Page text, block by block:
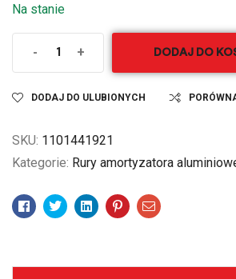
Na stanie
- + DODAJ DO
DODAJ DO ULUBIONYCH
SKU: 1101441921
Kategorie: Rury amortyzatora
Facebook
TwitterLinkedinPinterestEmail